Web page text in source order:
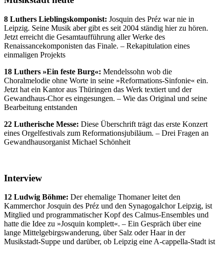
8 Luthers Lieblingskomponist: Josquin des Préz war nie in
Leipzig. Seine Musik aber gibt es seit 2004 ständig hier zu hören.
Jetzt erreicht die Gesamtaufführung aller Werke des
Renaissancekomponisten das Finale. – Rekapitulation eines
einmaligen Projekts
18 Luthers »Ein feste Burg«: Mendelssohn wob die
Choralmelodie ohne Worte in seine »Reformations-Sinfonie« ein.
Jetzt hat ein Kantor aus Thüringen das Werk textiert und der
Gewandhaus-Chor es eingesungen. – Wie das Original und seine
Bearbeitung entstanden
22 Lutherische Messe: Diese Überschrift trägt das erste Konzert
eines Orgelfestivals zum Reformationsjubiläum. – Drei Fragen an
Gewandhausorganist Michael Schönheit
Interview
12 Ludwig Böhme: Der ehemalige Thomaner leitet den
Kammerchor Josquin des Préz und den Synagogalchor Leipzig, ist
Mitglied und programmatischer Kopf des Calmus-Ensembles und
hatte die Idee zu »Josquin komplett«. – Ein Gespräch über eine
lange Mittelgebirgswanderung, über Salz oder Haar in der
Musikstadt-Suppe und darüber, ob Leipzig eine A-cappella-Stadt ist